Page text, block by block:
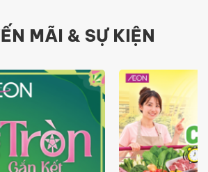
MÃI & SỰ KIỆN